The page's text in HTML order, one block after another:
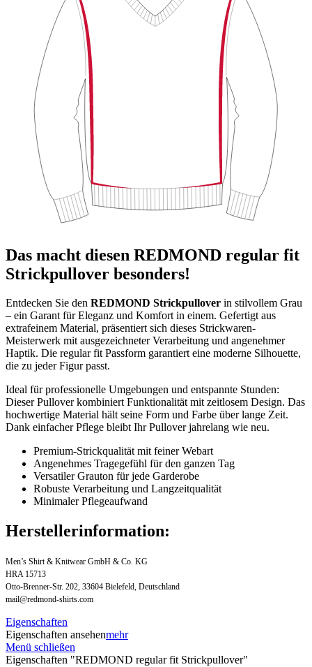
Das macht diesen REDMOND regular fit
Strickpullover besonders!
Entdecken Sie den REDMOND Strickpullover in stilvollem Grau
– ein Garant für Eleganz und Komfort in einem. Gefertigt aus
extrafeinem Material, präsentiert sich dieses Strickwaren-
Meisterwerk mit ausgezeichneter Verarbeitung und angenehmer
Haptik. Die regular fit Passform garantiert eine moderne Silhouette,
die zu jeder Figur passt.
Ideal für professionelle Umgebungen und entspannte Stunden:
Dieser Pullover kombiniert Funktionalität mit zeitlosem Design. Das
hochwertige Material hält seine Form und Farbe über lange Zeit.
Dank einfacher Pflege bleibt Ihr Pullover jahrelang wie neu.
Premium-Strickqualität mit feiner Webart
Angenehmes Tragegefühl für den ganzen Tag
Versatiler Grauton für jede Garderobe
Robuste Verarbeitung und Langzeitqualität
Minimaler Pflegeaufwand
Herstellerinformation:
Men’s Shirt & Knitwear GmbH & Co. KG
HRA 15713
Otto-Brenner-Str. 202, 33604 Bielefeld, Deutschland
mail@redmond-shirts.com
Eigenschaften
Eigenschaften ansehenmehr
Menü schließen
Eigenschaften "REDMOND regular fit Strickpullover"